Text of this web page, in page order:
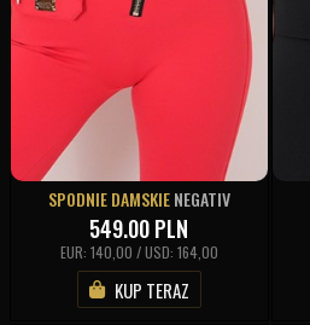
SPODNIE DAMSKIENEGATIV
549.00PLN
EUR: 140,00 / USD: 164,00
KUP TERAZ